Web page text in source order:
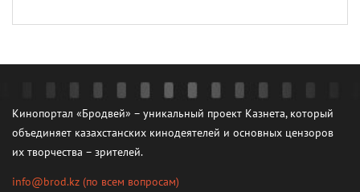
Кинопортал «Бродвей» – уникальный проект Казнета, который
объединяет казахстанских кинодеятелей и основных цензоров
их творчества – зрителей.
info@brod.kz (по всем вопросам)